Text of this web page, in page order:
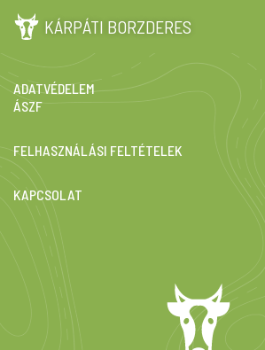
KÁRPÁTI BORZDERES
IMPRESSZUM
ADATVÉDELEM
ÁSZF
FELHASZNÁLÁSI FELTÉTELEK
KAPCSOLAT